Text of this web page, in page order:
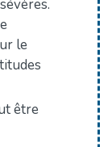
le
être